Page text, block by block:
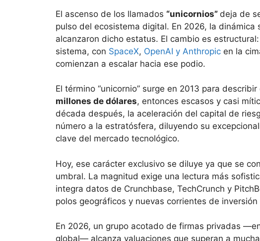
El ascenso de los llamados “unicornios” deja de
pulso del ecosistema digital. En 2026, la dinámica
alcanzaron dicho estatus. El cambio es
sistema, con SpaceX, OpenAI y Anthropic en la
comienzan a escalar hacia ese podio.
El término “unicornio” surge en 2013 para
millones de dólares, entonces escasos y casi
década después, la aceleración del capital de
número a la estratósfera, diluyendo su
clave del mercado tecnológico.
Hoy, ese carácter exclusivo se diluye ya que se
umbral. La magnitud exige una lectura más
integra datos de Crunchbase, TechCrunch y
polos geográficos y nuevas corrientes de
En 2026, un grupo acotado de firmas privadas
global— alcanza valuaciones que superan a